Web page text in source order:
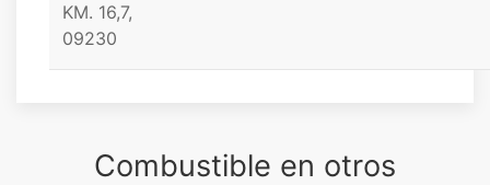
KM. 16,7,
09230
Combustible en otros